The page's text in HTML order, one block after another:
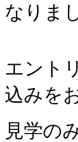
なりま
エント
込みを
見学の